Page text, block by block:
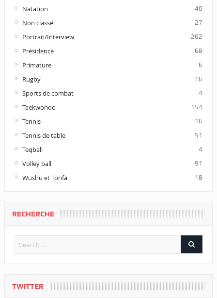
Natation 40
Non classé 27
Portrait/Interview 202
Présidence 68
Primature 6
Rugby 16
Sports de combat 4
Taekwondo 154
Tennis 16
Tennis de table 51
Teqball 4
Volley ball 91
Wushu et Tonfa 18
RECHERCHE
TWITTER